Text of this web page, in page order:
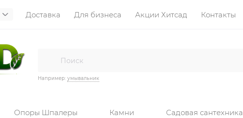
Доставка Для бизнеса Акции Хитсад Контакты
Например: умывальник
Опоры Шпалеры Камни Садовая сантехника